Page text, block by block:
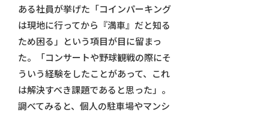
ある社員が挙げた「コインパーキング
は現地に行ってから『満車』だと知る
ため困る」という項目が目に留まっ
た。「コンサートや野球観戦の際にそ
ういう経験をしたことがあって、これ
は解決すべき課題であると思った」。
調べてみると、個人の駐車場やマンシ